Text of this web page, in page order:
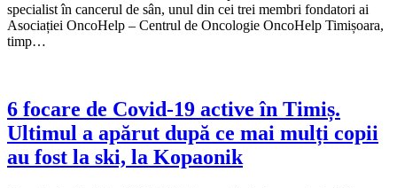
specialist în cancerul de sân, unul din cei trei membri fondatori ai
Asociației OncoHelp – Centrul de Oncologie OncoHelp Timișoara,
timp…
6 focare de Covid-19 active în Timiș.
Ultimul a apărut după ce mai mulți copii
au fost la ski, la Kopaonik